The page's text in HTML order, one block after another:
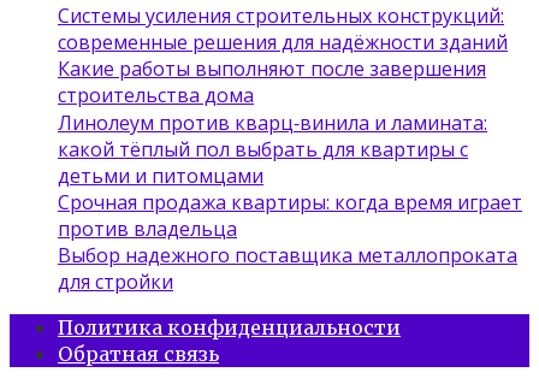
Системы усиления строительных конструкций:
современные решения для надёжности зданий
Какие работы выполняют после завершения
строительства дома
Линолеум против кварц‑винила и ламината:
какой тёплый пол выбрать для квартиры с
детьми и питомцами
Срочная продажа квартиры: когда время играет
против владельца
Выбор надежного поставщика металлопроката
для стройки
Политика конфиденциальности
Обратная связь